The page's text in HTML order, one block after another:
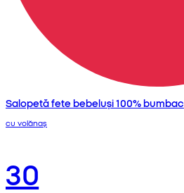
Salopetă fete bebeluși 100% bumbac
cu volănaș
30